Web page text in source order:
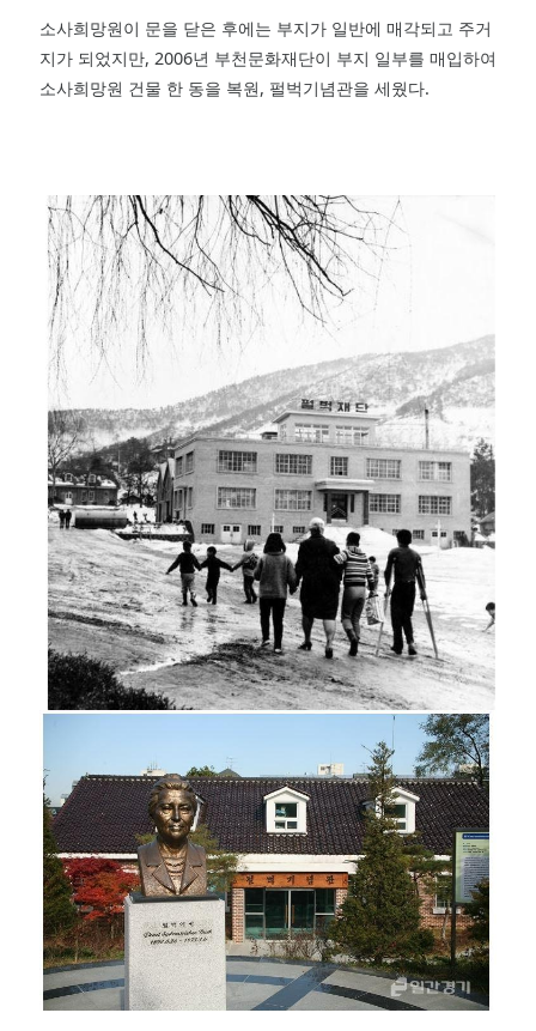
소사희망원이 문을 닫은 후에는 부지가 일반에 매각되고 주거
지가 되었지만, 2006년 부천문화재단이 부지 일부를 매입하여
소사희망원 건물 한 동을 복원, 펄벅기념관을 세웠다.